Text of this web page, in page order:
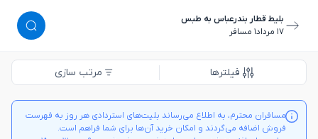
بلیط قطار بندرعباس به طبس
١٧ مرداد
١ مسافر
فیلترها مرتب سازی
مسافران محترم، به اطلاع می‌رساند بلیت‌های استردادی هر روز به فهرست
فروش اضافه می‌گردند و امکان خرید آن‌ها برای شما فراهم است.